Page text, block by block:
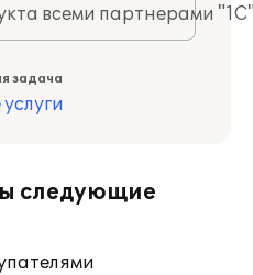
всеми партнерами
задача
следующие